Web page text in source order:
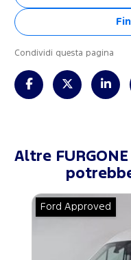
Condividi questa pagina
Altre
Ford Approved